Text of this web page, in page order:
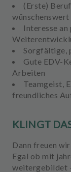
(Erste)
Interesse an
Sorgfältige,
Gute EDV-
Arbeiten
Teamgeist,
freundliches
KLINGT
Dann freuen
Egal ob mit
weitergebildet